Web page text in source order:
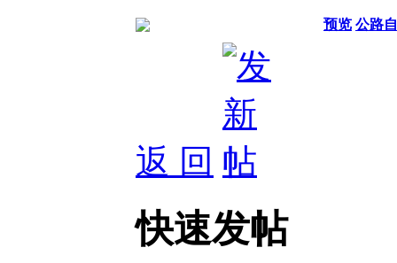
预览 公路
返 回
快速发帖